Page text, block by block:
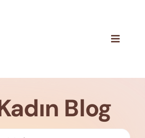
Toggle
İletişim
Blog